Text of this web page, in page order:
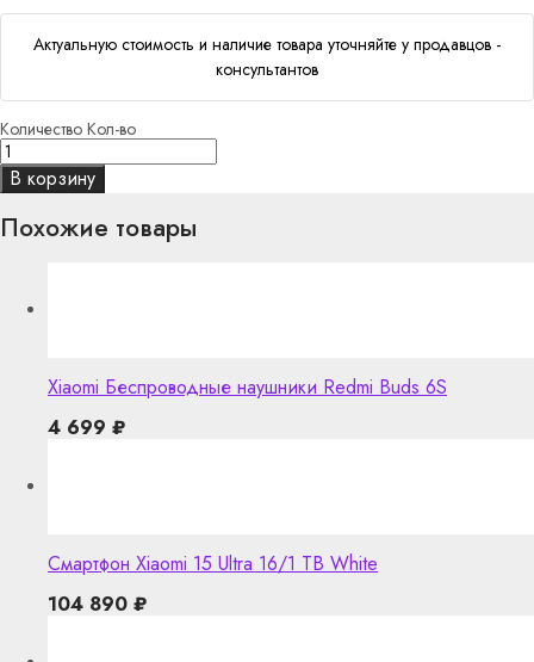
Актуальную стоимость и наличие товара уточняйте у продавцов -
консультантов
Количество Кол-во
В корзину
Похожие товары
Xiaomi Беспроводные наушники Redmi Buds 6S
4 699 ₽
Смартфон Xiaomi 15 Ultra 16/1 TB White
104 890 ₽